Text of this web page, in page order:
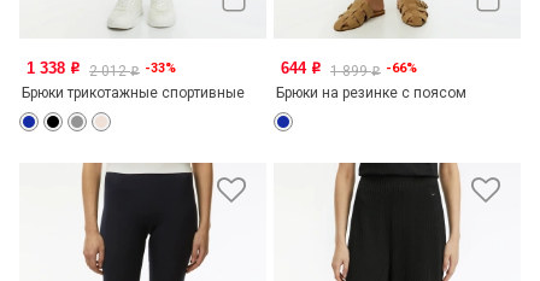
1 338 o 2 012o -33%
Брюки трикотажные спортивные
644 o 1 899o -66%
Брюки на резинке с поясом